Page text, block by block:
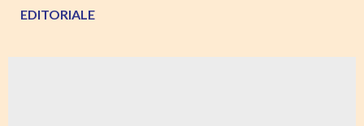
EDITORIALE